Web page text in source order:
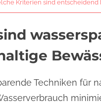
Kriterien sind entscheidend
Techniken für